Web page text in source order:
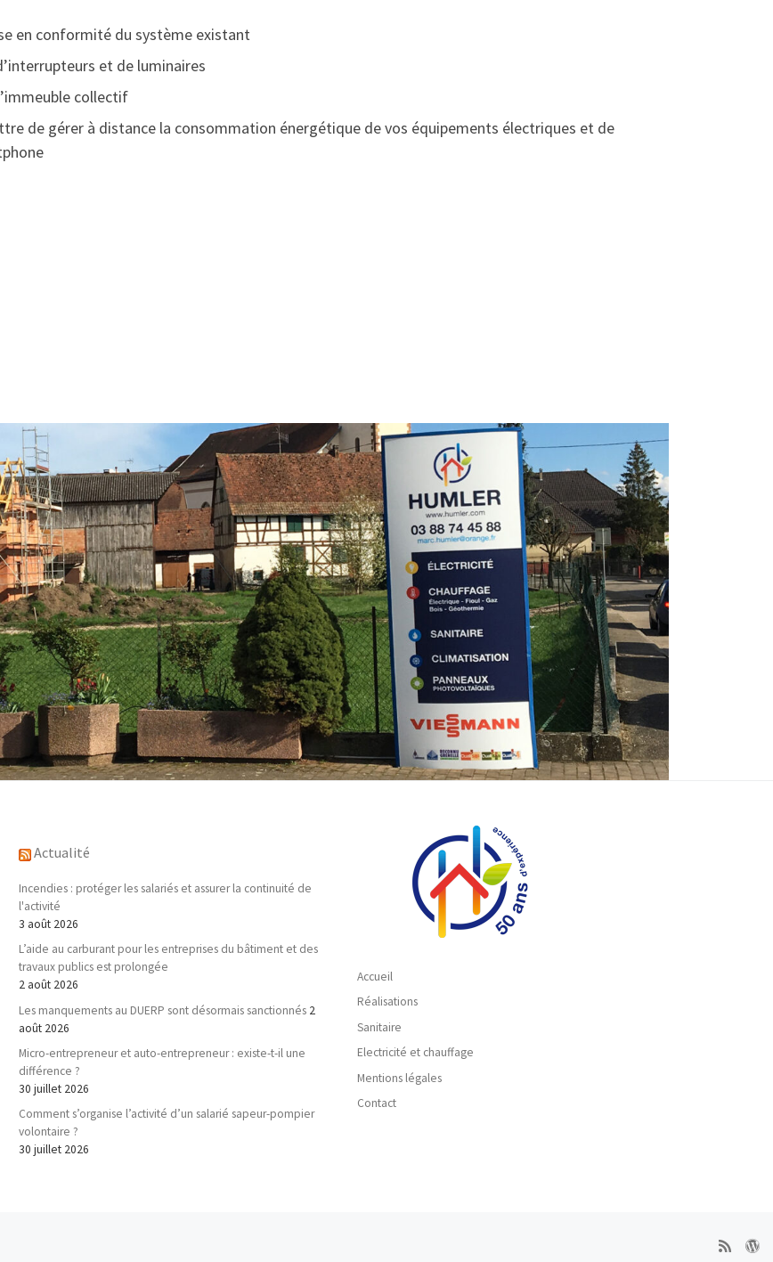
en conformité du système existant
et de luminaires
collectif
de gérer à distance la consommation énergétique de vos équipements électriques et de
Actualité
Incendies : protéger les salariés et assurer la continuité de
l'activité
3 août 2026
L’aide au carburant pour les entreprises du bâtiment et des
travaux publics est prolongée
2 août 2026
Les manquements au DUERP sont désormais sanctionnés 2
août 2026
Micro-entrepreneur et auto-entrepreneur : existe-t-il une
différence ?
30 juillet 2026
Comment s’organise l’activité d’un salarié sapeur-pompier
volontaire ?
30 juillet 2026
Accueil
Réalisations
Sanitaire
Electricité et chauffage
Mentions légales
Contact